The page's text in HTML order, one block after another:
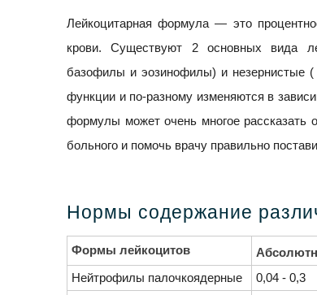
Лейкоцитарная формула — это
крови. Существуют 2 основных вида
базофилы и эозинофилы) и незернистые
функции и по-разному изменяются в
формулы может очень многое рассказать
больного и помочь врачу правильно
Нормы содержание
Формы лейкоцитов
Нейтрофилы палочкоядерные
0,04 - 0,3